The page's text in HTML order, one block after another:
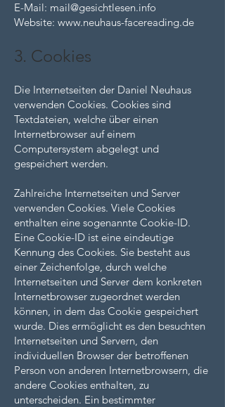
E-Mail: mail@gesichtlesen.info
Website: www.neuhaus-facereading.de
3. Cookies
Die Internetseiten der Daniel Neuhaus
verwenden Cookies. Cookies sind
Textdateien, welche über einen
Internetbrowser auf einem
Computersystem abgelegt und
gespeichert werden.
Zahlreiche Internetseiten und Server
verwenden Cookies. Viele Cookies
enthalten eine sogenannte Cookie-ID.
Eine Cookie-ID ist eine eindeutige
Kennung des Cookies. Sie besteht aus
einer Zeichenfolge, durch welche
Internetseiten und Server dem konkreten
Internetbrowser zugeordnet werden
können, in dem das Cookie gespeichert
wurde. Dies ermöglicht es den besuchten
Internetseiten und Servern, den
individuellen Browser der betroffenen
Person von anderen Internetbrowsern, die
andere Cookies enthalten, zu
unterscheiden. Ein bestimmter